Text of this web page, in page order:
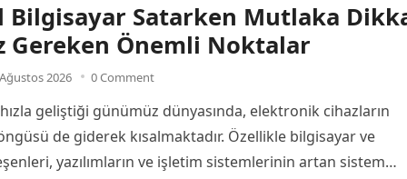
Bilgisayar Satarken Mutlaka
Gereken Önemli Noktalar
2026 0 Comment
geliştiği günümüz dünyasında, elektronik cihazların
de giderek kısalmaktadır. Özellikle bilgisayar ve
yazılımların ve işletim sistemlerinin artan sistem